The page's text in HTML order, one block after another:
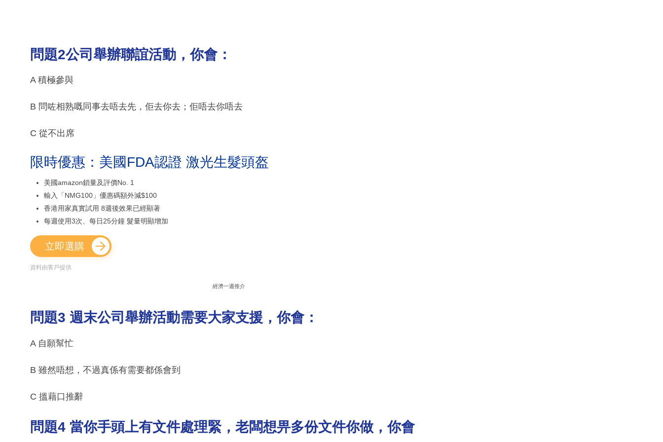
問題2公司舉辦聯誼活動，你會：
A 積極參與
B 問咗相熟嘅同事去唔去先，佢去你去；佢唔去你唔去
C 從不出席
限時優惠：美國FDA認證 激光生髮頭盔
美國amazon鎖量及評價No. 1
輸入「NMG100」優惠碼額外減$100
香港用家真實試用 8週後效果已經顯著
每週使用3次、每日25分鐘 髮量明顯增加
立即選購
資料由客戶提供
經濟一週推介
問題3 週末公司舉辦活動需要大家支援，你會：
A 自願幫忙
B 雖然唔想，不過真係有需要都係會到
C 搵藉口推辭
問題4 當你手頭上有文件處理緊，老闆想畀多份文件你做，你會